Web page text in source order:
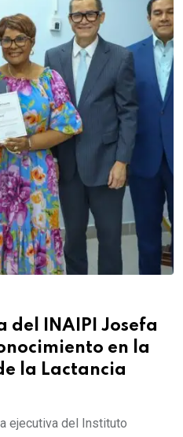
del INAIPI Josefa
en la
la Lactancia
ejecutiva del Instituto